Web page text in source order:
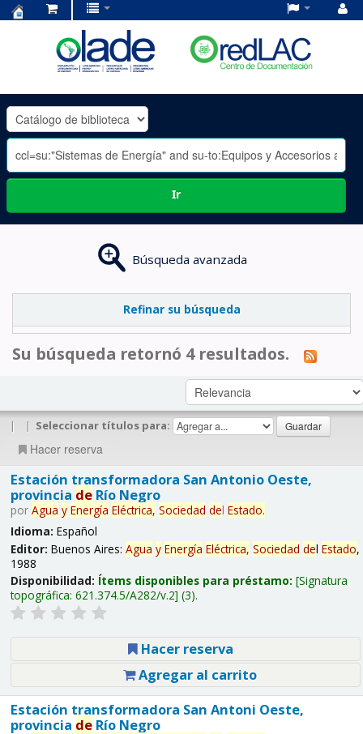
OLADE
-
Ir
Búsqueda avanzada
Refinar su búsqueda
Su búsqueda retornó 4 resultados.
| | Seleccionar títulos para:
Hacer reserva
Estación transformadora San Antonio Oeste,
provincia deRío Negro
por Agua y Energía Eléctrica, Sociedad del Estado.
Idioma: Español
Editor: Buenos Aires: Agua y Energía Eléctrica, Sociedad del Estado,
1988
Disponibilidad: Ítems disponibles para préstamo: Signatura
topográfica: 621.374.5/A282/v.2 (3).
Hacer reserva
Agregar al carrito
Estación transformadora San Antoni Oeste,
provincia deRío Negro